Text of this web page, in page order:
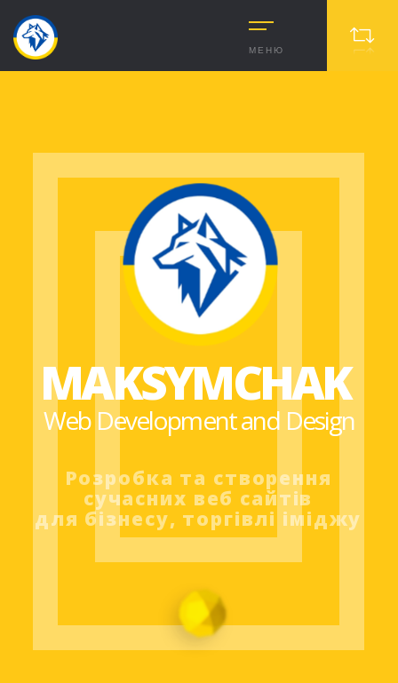
МЕНЮ
Web Development and Design
Розробка та створення
сучасних веб сайтів
для бізнесу, торгівлі іміджу
MAKSYMCHAK